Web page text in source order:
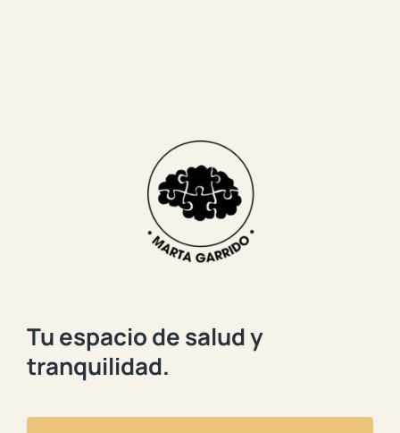
Tu espacio de salud y
tranquilidad.